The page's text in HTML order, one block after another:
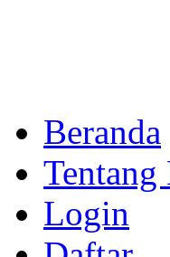
Beranda
Tentang
Login